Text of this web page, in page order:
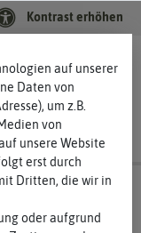
Kontrast erhöhen
auf unserer
Daten von
um z.B.
von
unsere Website
erst durch
Dritten, die wir in
oder aufgrund